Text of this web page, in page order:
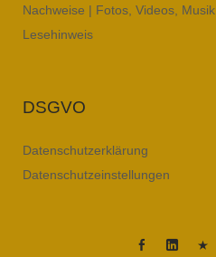
Nachweise | Fotos, Videos, Musik
Lesehinweis
DSGVO
Datenschutzerklärung
Datenschutzeinstellungen